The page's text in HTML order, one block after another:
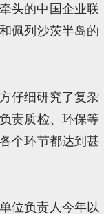
头的中国企业联
佩列沙茨半岛的
仔细研究了复杂
责质检、环保等
个环节都达到甚
位负责人今年以